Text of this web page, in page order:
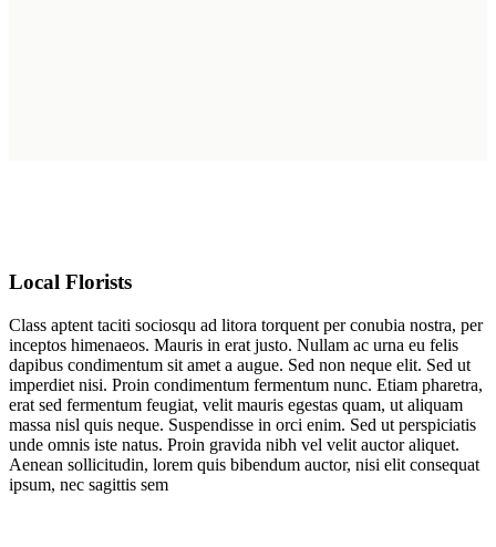
Local Florists
Class aptent taciti sociosqu ad litora torquent per conubia nostra, per
inceptos himenaeos. Mauris in erat justo. Nullam ac urna eu felis
dapibus condimentum sit amet a augue. Sed non neque elit. Sed ut
imperdiet nisi. Proin condimentum fermentum nunc. Etiam pharetra,
erat sed fermentum feugiat, velit mauris egestas quam, ut aliquam
massa nisl quis neque. Suspendisse in orci enim. Sed ut perspiciatis
unde omnis iste natus. Proin gravida nibh vel velit auctor aliquet.
Aenean sollicitudin, lorem quis bibendum auctor, nisi elit consequat
ipsum, nec sagittis sem